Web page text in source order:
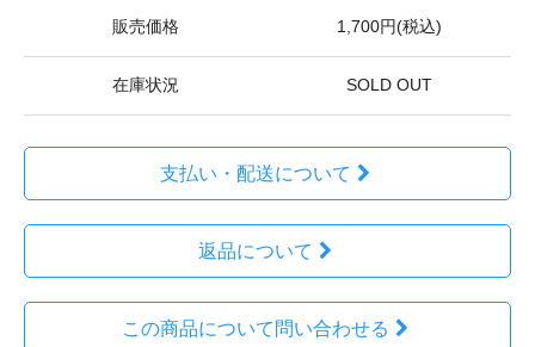
販売価格 1,700円(税込)
在庫状況 SOLD OUT
支払い・配送について
返品について
この商品について問い合わせる